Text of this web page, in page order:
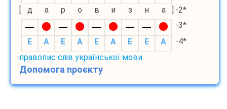
[
д а р о в и з н а ] -2*
-3*
E
A E A E A E E A
-4*
правопис слів української мови
Допомога проєкту